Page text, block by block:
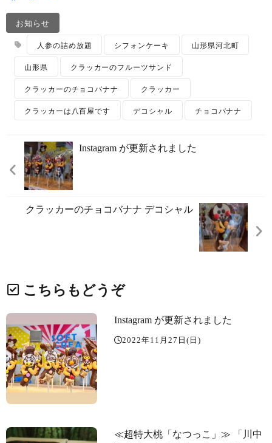
お知らせ
人参の詰め放題 シフォンケーキ 山形県河北町
山形県 クラッカーのフルーツサンド
クラッカーのチョコバナナ クラッカー
クラッカーは八百屋です デコシャル チョコバナナ
Instagram が更新されました
クラッカーのチョコバナナ デコシャル️
こちらもどうぞ
Instagram が更新されました
2022年11月27日(日)
≪超特大桃「なつっこ」≫ 「川中